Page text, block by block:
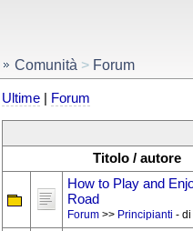
Comunità > Forum
Ultime| Forum
Titolo / autore
How to Play and
Road
Forum>> Principianti - di